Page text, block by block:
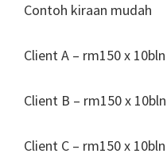
Contoh kiraan mudah
Client A – rm150 x
Client B – rm150 x
Client C – rm150 x